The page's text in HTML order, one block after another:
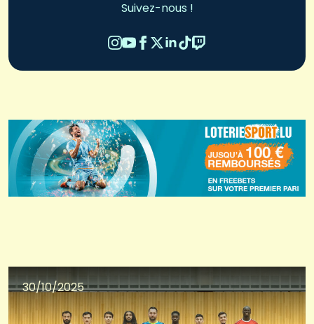
Suivez-nous !
30/10/2025